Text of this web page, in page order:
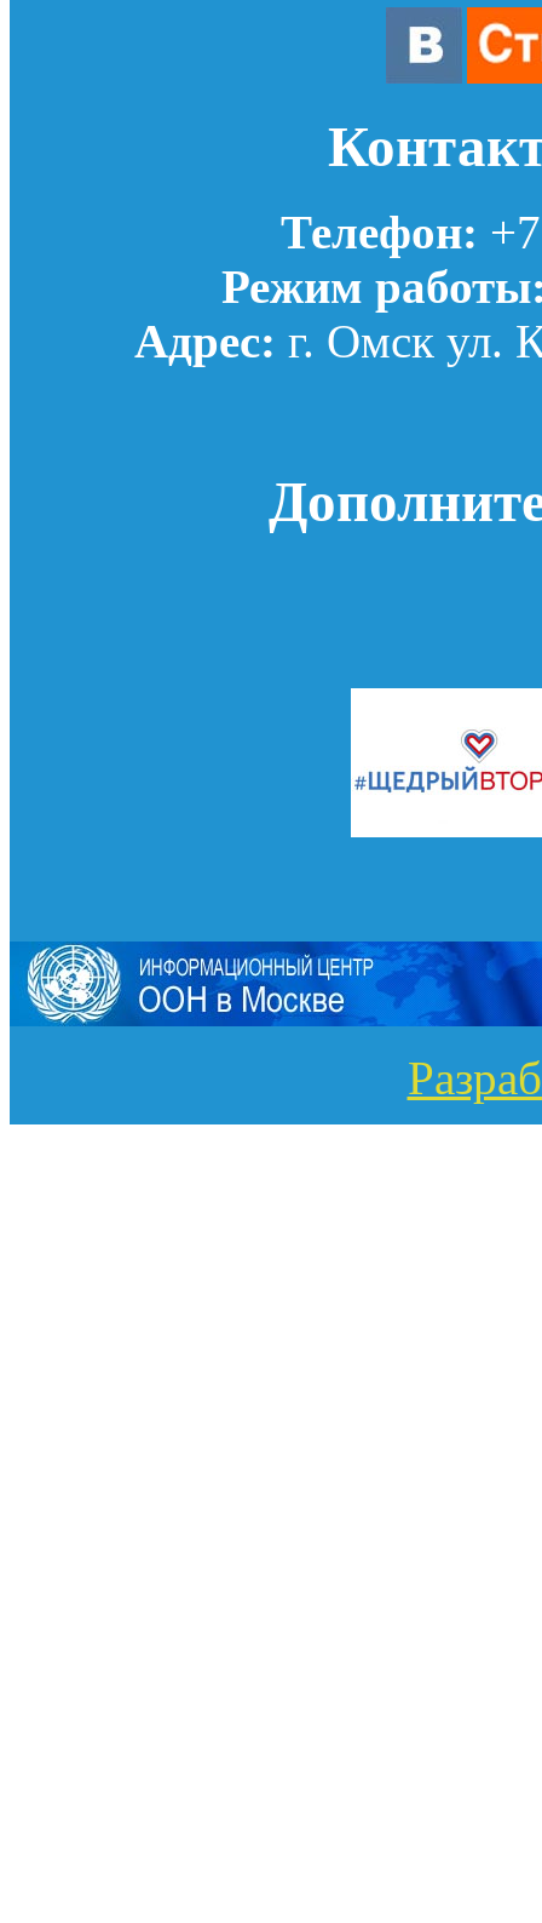
Телефон:
Режим
Адрес: г. Омск ул.